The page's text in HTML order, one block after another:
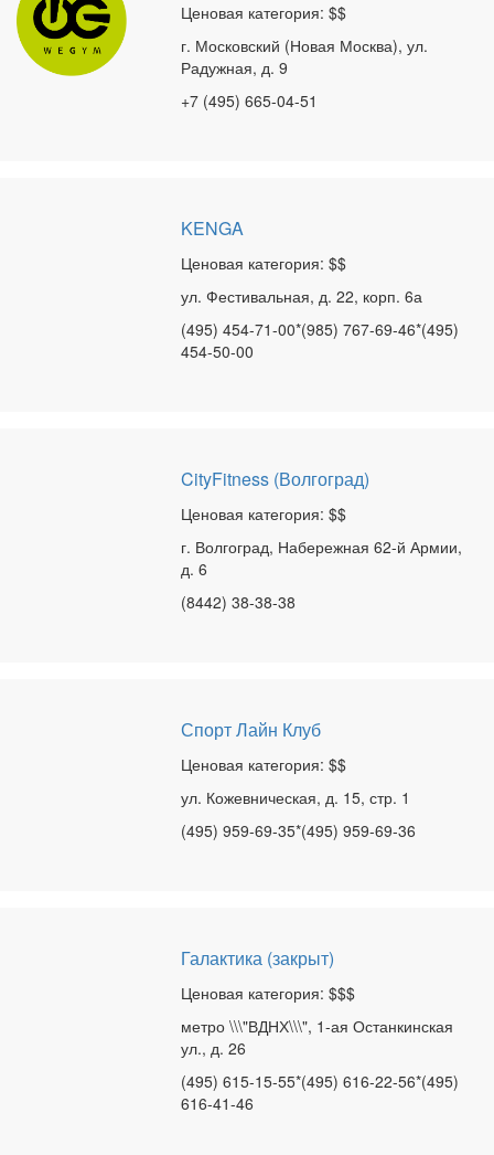
Ценовая категория: $$
г. Московский (Новая Москва), ул.
Радужная, д. 9
+7 (495) 665-04-51
KENGA
Ценовая категория: $$
ул. Фестивальная, д. 22, корп. 6а
(495) 454-71-00*(985) 767-69-46*(495)
454-50-00
CityFitness (Волгоград)
Ценовая категория: $$
г. Волгоград, Набережная 62-й Армии,
д. 6
(8442) 38-38-38
Спорт Лайн Клуб
Ценовая категория: $$
ул. Кожевническая, д. 15, стр. 1
(495) 959-69-35*(495) 959-69-36
Галактика (закрыт)
Ценовая категория: $$$
метро \\\"ВДНХ\\\", 1-ая Останкинская
ул., д. 26
(495) 615-15-55*(495) 616-22-56*(495)
616-41-46